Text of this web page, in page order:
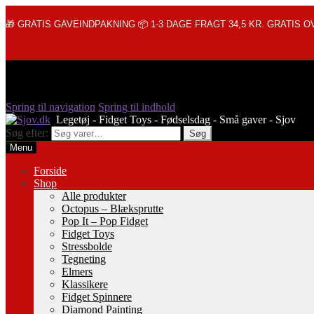
🎁 GRATIS GAVEINDPAKNING 📦 1-3 DAGE FRAGT 34,5 KR. GRATIS
Spring til navigation Spring til indhold
Søg efter:
Søg
Menu
Forside
Shop
Alle produkter
Octopus – Blæksprutte
Pop It – Pop Fidget
Fidget Toys
Stressbolde
Tegneting
Elmers
Klassikere
Fidget Spinnere
Diamond Painting